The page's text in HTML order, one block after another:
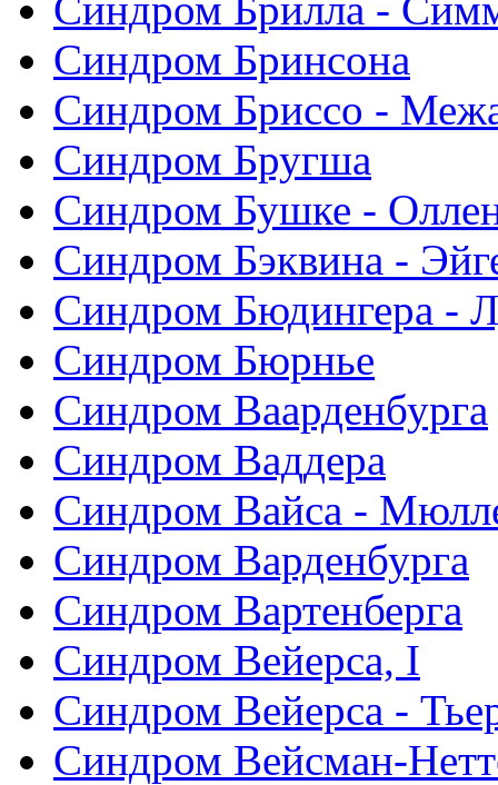
Синдром Бринсона
Синдром Бриссо -
Синдром Бругша
Синдром Бушке -
Синдром Бэквина -
Синдром Бюдингера -
Синдром Бюрнье
Синдром Ваарденбурга
Синдром Ваддера
Синдром Вайса -
Синдром Варденбурга
Синдром Вартенберга
Синдром Вейерса, I
Синдром Вейерса -
Синдром Вейсман-